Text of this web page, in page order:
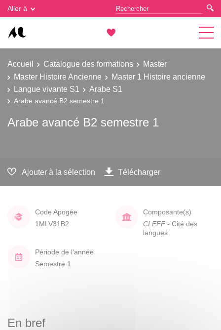
Aller à
Accueil Catalogue des formations
Master
Master Histoire Ancienne
Master 1 Histoire ancienne
Langue vivante S1
Arabe S1
Arabe avancé B2 semestre 1
Arabe avancé B2 semestre 1
Ajouter à la sélection Télécharger
Code Apogée
1MLV31B2
Composante(s)
CLEFF - Cité des
langues
Période de l'année
Semestre 1
En bref
Gestion des cookies